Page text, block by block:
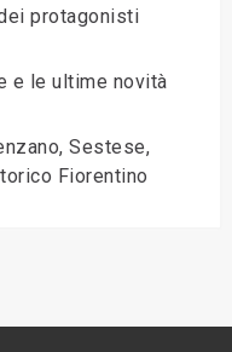
protagonisti
e le ultime novità
Sestese,
Fiorentino